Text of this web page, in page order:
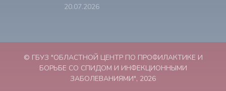
20.07.2026
© ГБУЗ "ОБЛАСТНОЙ ЦЕНТР ПО ПРОФИЛАКТИКЕ И
БОРЬБЕ СО СПИДОМ И ИНФЕКЦИОННЫМИ
ЗАБОЛЕВАНИЯМИ", 2026